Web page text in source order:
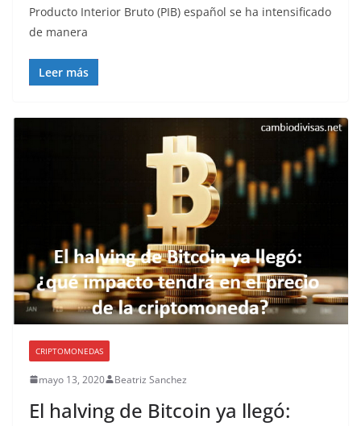
Producto Interior Bruto (PIB) español se ha intensificado
de manera
Leer más
CRIPTOMONEDAS
mayo 13, 2020 Beatriz Sanchez
El halving de Bitcoin ya llegó: